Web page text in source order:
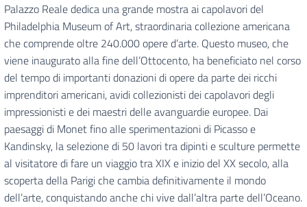
Palazzo Reale dedica una grande mostra ai capolavori del
Philadelphia Museum of Art, straordinaria collezione americana
che comprende oltre 240.000 opere d’arte. Questo museo, che
viene inaugurato alla fine dell’Ottocento, ha beneficiato nel corso
del tempo di importanti donazioni di opere da parte dei ricchi
imprenditori americani, avidi collezionisti dei capolavori degli
impressionisti e dei maestri delle avanguardie europee. Dai
paesaggi di Monet fino alle sperimentazioni di Picasso e
Kandinsky, la selezione di 50 lavori tra dipinti e sculture permette
al visitatore di fare un viaggio tra XIX e inizio del XX secolo, alla
scoperta della Parigi che cambia definitivamente il mondo
dell’arte, conquistando anche chi vive dall’altra parte dell’Oceano.